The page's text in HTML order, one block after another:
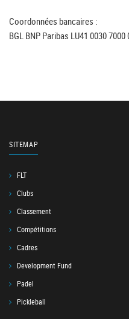
Coordonnées bancaires :
BGL BNP Paribas LU41 0030 7000
SITEMAP
FLT
Clubs
Classement
Compétitions
Cadres
Development Fund
Padel
Pickleball